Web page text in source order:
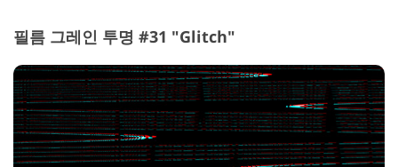
필름 그레인 투명 #31 "Glitch"